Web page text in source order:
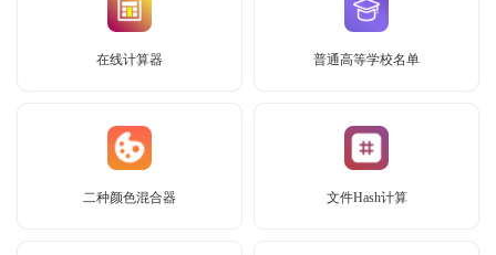
在线计算器 普通高等学校名单
二种颜色混合器 文件Hash计算